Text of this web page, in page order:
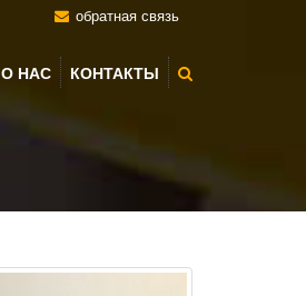
обратная связь
О НАС КОНТАКТЫ